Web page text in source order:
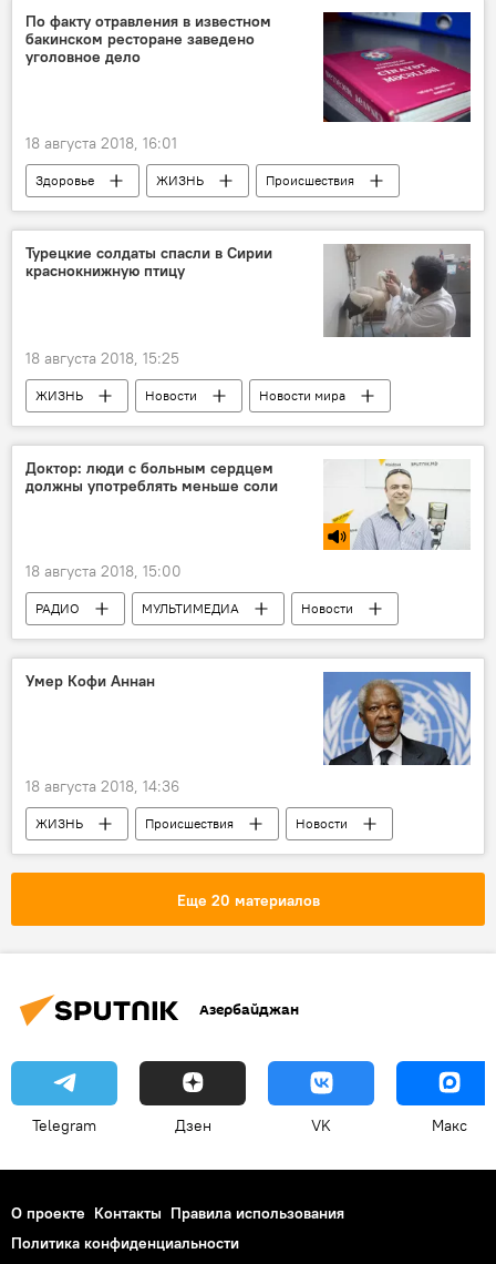
плата
убитые расставание
По факту отравления в известном
бакинском ресторане заведено
уголовное дело
18 августа 2018, 16:01
Здоровье ЖИЗНЬ
Происшествия
Новости
Баку
отравление
Ресторан
Уголовное дело
Турецкие солдаты спасли в Сирии
краснокнижную птицу
18 августа 2018, 15:25
ЖИЗНЬ Новости
Новости мира
Сирия
Турция
солдаты
Красная книга Спасение
Доктор: люди с больным сердцем
должны употреблять меньше соли
18 августа 2018, 15:00
РАДИО МУЛЬТИМЕДИА
Новости
Здоровье
ЖИЗНЬ Новости мира
Умер Кофи Аннан
18 августа 2018, 14:36
ЖИЗНЬ Происшествия
Новости
Новости мира
События и даты
Еще 20 материалов
Азербайджан
Telegram Дзен VK Макс
О проекте Контакты Правила использования
Политика конфиденциальности